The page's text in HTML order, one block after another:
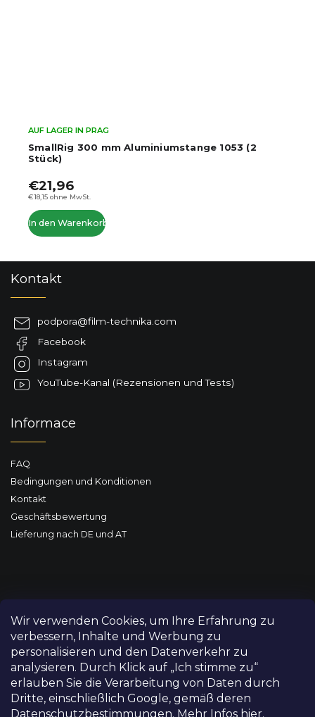
Wir verwenden Cookies, um Ihre Erfahrung zu
verbessern, Inhalte und Werbung zu
personalisieren und den Datenverkehr zu
analysieren. Durch Klick auf „Ich stimme zu“
erlauben Sie die Verarbeitung von Daten durch
Dritte, einschließlich Google, gemäß deren
Datenschutzbestimmungen. Mehr Infos hier.
SmallRig 300 mm Aluminiumstange 1053 (2
Stück)
AUF LAGER IN PRAG
€18,15 ohne MwSt.
€21,96
In den Warenkorb
Kontakt
podpora@film-technika.com
Facebook
Instagram
YouTube-Kanal (Rezensionen und Tests)
Informace
FAQ
Bedingungen und Konditionen
Kontakt
Geschäftsbewertung
Lieferung nach DE und AT